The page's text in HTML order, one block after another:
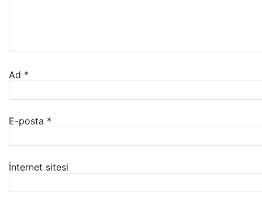
Ad *
E-posta *
İnternet sitesi